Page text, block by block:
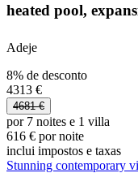
heated pool,
Adeje
8% de desconto
4313 €
4681 €
por 7 noites e 1 villa
616 € por noite
inclui impostos e taxas
Stunning contemporary